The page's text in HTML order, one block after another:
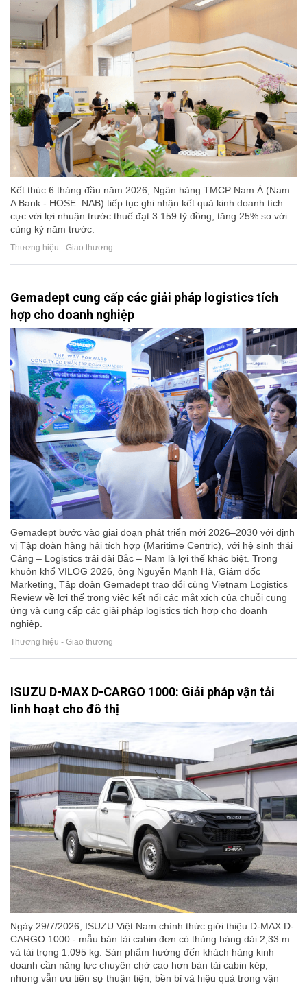
Kết thúc 6 tháng đầu năm 2026, Ngân hàng TMCP Nam Á (Nam
A Bank - HOSE: NAB) tiếp tục ghi nhận kết quả kinh doanh tích
cực với lợi nhuận trước thuế đạt 3.159 tỷ đồng, tăng 25% so với
cùng kỳ năm trước.
Thương hiệu - Giao thương
Gemadept cung cấp các giải pháp logistics tích
hợp cho doanh nghiệp
Gemadept bước vào giai đoạn phát triển mới 2026–2030 với định
vị Tập đoàn hàng hải tích hợp (Maritime Centric), với hệ sinh thái
Cảng – Logistics trải dài Bắc – Nam là lợi thế khác biệt. Trong
khuôn khổ VILOG 2026, ông Nguyễn Mạnh Hà, Giám đốc
Marketing, Tập đoàn Gemadept trao đổi cùng Vietnam Logistics
Review về lợi thế trong việc kết nối các mắt xích của chuỗi cung
ứng và cung cấp các giải pháp logistics tích hợp cho doanh
nghiệp.
Thương hiệu - Giao thương
ISUZU D-MAX D-CARGO 1000: Giải pháp vận tải
linh hoạt cho đô thị
Ngày 29/7/2026, ISUZU Việt Nam chính thức giới thiệu D-MAX D-
CARGO 1000 - mẫu bán tải cabin đơn có thùng hàng dài 2,33 m
và tải trọng 1.095 kg. Sản phẩm hướng đến khách hàng kinh
doanh cần năng lực chuyên chở cao hơn bán tải cabin kép,
nhưng vẫn ưu tiên sự thuận tiện, bền bỉ và hiệu quả trong vận